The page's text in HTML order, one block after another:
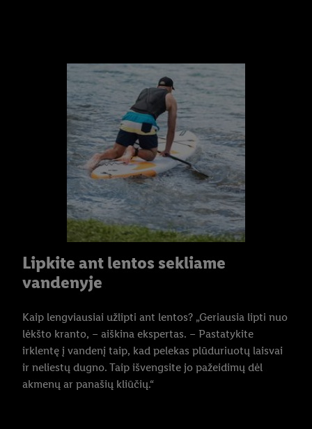
Lipkite ant lentos sekliame
vandenyje
Kaip lengviausiai užlipti ant lentos? „Geriausia lipti nuo
lėkšto kranto, – aiškina ekspertas. – Pastatykite
irklentę į vandenį taip, kad pelekas plūduriuotų laisvai
ir neliestų dugno. Taip išvengsite jo pažeidimų dėl
akmenų ar panašių kliūčių.“